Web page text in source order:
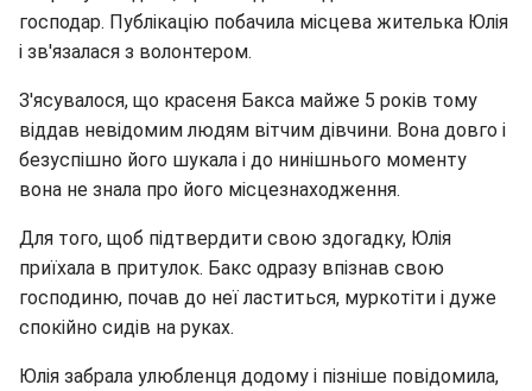
господар. Публікацію побачила місцева жителька Юлія
і зв'язалася з волонтером.
З'ясувалося, що красеня Бакса майже 5 років тому
віддав невідомим людям вітчим дівчини. Вона довго і
безуспішно його шукала і до нинішнього моменту
вона не знала про його місцезнаходження.
Для того, щоб підтвердити свою здогадку, Юлія
приїхала в притулок. Бакс одразу впізнав свою
господиню, почав до неї ластиться, муркотіти і дуже
спокійно сидів на руках.
Юлія забрала улюбленця додому і пізніше повідомила,